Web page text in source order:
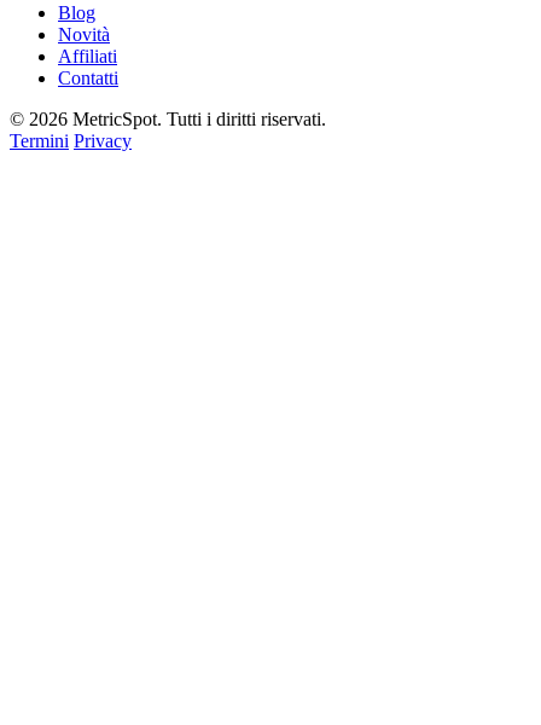
Blog
Novità
Affiliati
Contatti
© 2026 MetricSpot. Tutti i diritti riservati.
Termini Privacy